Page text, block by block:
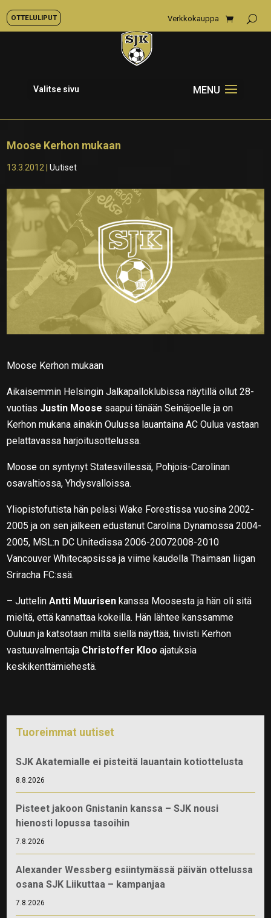
OTTELULIPUT Verkkokauppa
Valitse sivu
Moose Kerhon mukaan
13.3.2012 |Uutiset
Moose Kerhon mukaan
Aikaisemmin Helsingin Jalkapalloklubissa näytillä ollut 28-
vuotias Justin Moose saapui tänään Seinäjoelle ja on
Kerhon mukana ainakin Oulussa lauantaina AC Oulua vastaan
pelattavassa harjoitusottelussa.
Moose on syntynyt Statesvillessä, Pohjois-Carolinan
osavaltiossa, Yhdysvalloissa.
Yliopistofutista hän pelasi Wake Forestissa vuosina 2002-
2005 ja on sen jälkeen edustanut Carolina Dynamossa 2004-
2005, MSL:n DC Unitedissa 2006-20072008-2010
Vancouver Whitecapsissa ja viime kaudella Thaimaan liigan
Sriracha FC:ssä.
– JuttelinAntti Muurisen kanssa Moosesta ja hän oli sitä
mieltä, että kannattaa kokeilla. Hän lähtee kanssamme
Ouluun ja katsotaan miltä siellä näyttää, tiivisti Kerhon
vastuuvalmentaja Christoffer Klooajatuksia
keskikenttämiehestä.
Tuoreimmat uutiset
SJK Akatemialle ei pisteitä lauantain kotiottelusta
8.8.2026
Pisteet jakoon Gnistanin kanssa – SJK nousi
hienosti lopussa tasoihin
7.8.2026
Alexander Wessberg esiintymässä päivän ottelussa
osana SJK Liikuttaa – kampanjaa
7.8.2026